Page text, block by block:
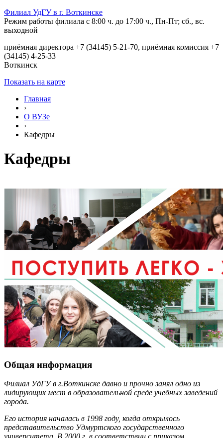
Филиал УдГУ в г. Воткинске
Режим работы филиала с 8:00 ч. до 17:00 ч., Пн-Пт; сб., вс.
выходной
приёмная директора +7 (34145) 5-21-70, приёмная комиссия +7
(34145) 4-25-33
Воткинск
Показать на карте
Главная
›
О ВУЗе
›
Кафедры
Кафедры
Общая информация
Филиал УдГУ в г.Воткинске давно и прочно занял одно из
лидирующих мест в образовательной среде учебных заведений
города.
Его история началась в 1998 году, когда открылось
представительство Удмуртского государственного